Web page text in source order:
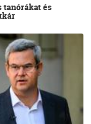
tanórákat és